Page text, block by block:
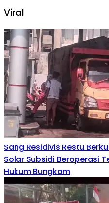
Viral
Sang Residivis Restu
Solar Subsidi Beroperasi
Hukum Bungkam